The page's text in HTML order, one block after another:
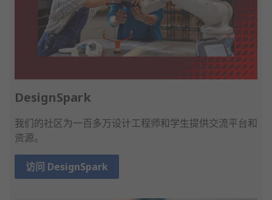
DesignSpark
我们的社区为一百多万设计工程师和学生提供交流平台和
资源。
访问 DesignSpark